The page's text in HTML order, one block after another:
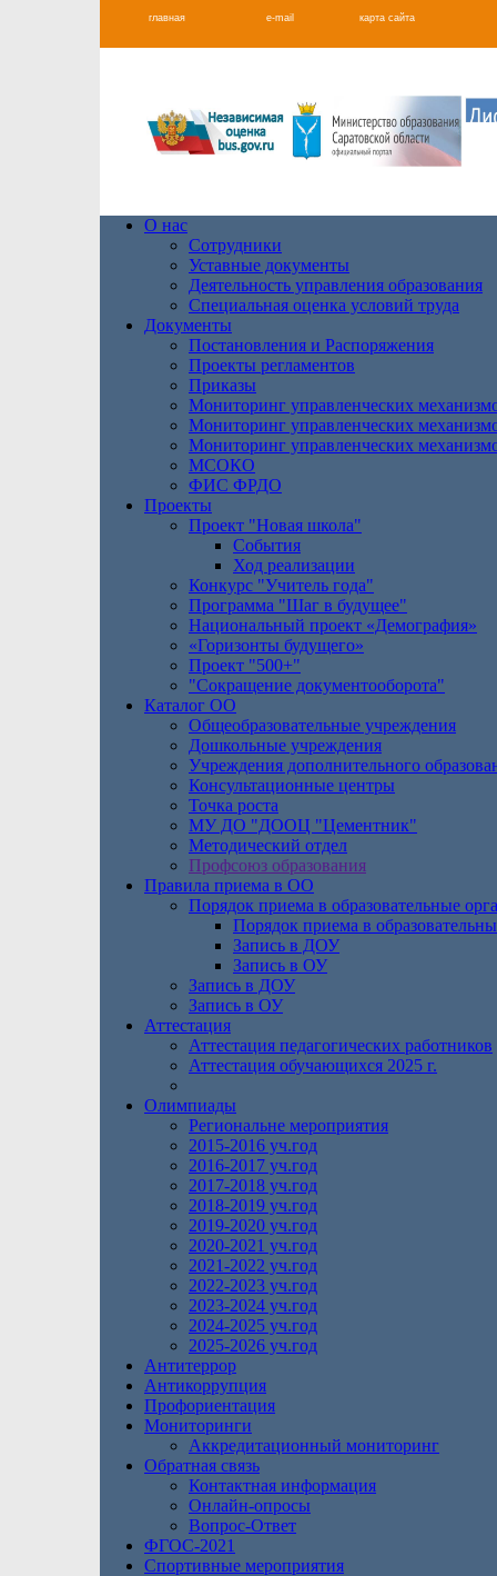
главная e-mail карта сайта
О нас
Сотрудники
Уставные документы
Деятельность управления образования
Специальная оценка условий труда
Документы
Постановления и Распоряжения
Проекты регламентов
Приказы
Мониторинг управленческих
Мониторинг управленческих
Мониторинг управленческих
МСОКО
ФИС ФРДО
Проекты
Проект "Новая школа"
События
Ход реализации
Конкурс "Учитель года"
Программа "Шаг в будущее"
Национальный проект «Демография»
«Горизонты будущего»
Проект "500+"
"Сокращение документооборота"
Каталог ОО
Общеобразовательные учреждения
Дошкольные учреждения
Учреждения дополнительного
Консультационные центры
Точка роста
МУ ДО "ДООЦ "Цементник"
Методический отдел
Профсоюз образования
Правила приема в ОО
Порядок приема в образовательные
Порядок приема в
Запись в ДОУ
Запись в ОУ
Запись в ДОУ
Запись в ОУ
Аттестация
Аттестация педагогических работников
Аттестация обучающихся 2025 г.
Олимпиады
Региональне мероприятия
2015-2016 уч.год
2016-2017 уч.год
2017-2018 уч.год
2018-2019 уч.год
2019-2020 уч.год
2020-2021 уч.год
2021-2022 уч.год
2022-2023 уч.год
2023-2024 уч.год
2024-2025 уч.год
2025-2026 уч.год
Антитеррор
Антикоррупция
Профориентация
Мониторинги
Аккредитационный мониторинг
Обратная связь
Контактная информация
Онлайн-опросы
Вопрос-Ответ
ФГОС-2021
Спортивные мероприятия